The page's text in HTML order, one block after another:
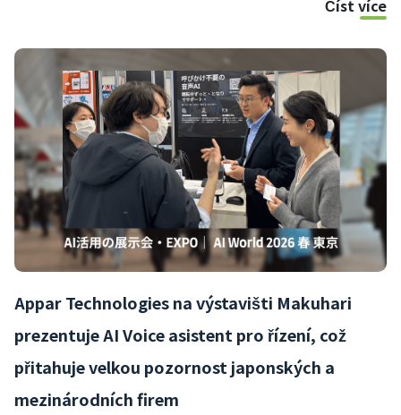
Číst více
Appar Technologies na výstavišti Makuhari
prezentuje AI Voice asistent pro řízení, což
přitahuje velkou pozornost japonských a
mezinárodních firem